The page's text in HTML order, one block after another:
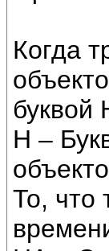
Когда
буквой
Н –
То, что